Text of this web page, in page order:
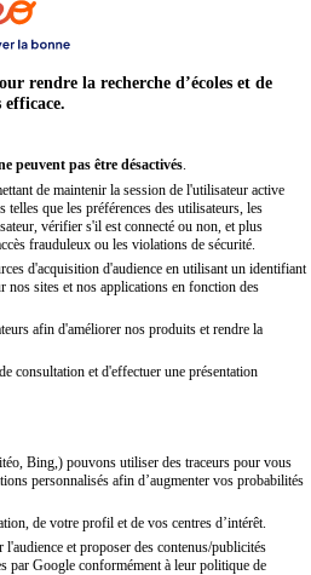
rendre la recherche d’écoles et de
peuvent pas être désactivés.
de maintenir la session de l'utilisateur active
que les préférences des utilisateurs, les
vérifier s'il est connecté ou non, et plus
frauduleux ou les violations de sécurité.
d'acquisition d'audience en utilisant un identifiant
nos sites et nos applications en fonction des
afin d'améliorer nos produits et rendre la
consultation et d'effectuer une présentation
Bing,) pouvons utiliser des traceurs pour vous
personnalisés afin d’augmenter vos probabilités
de votre profil et de vos centres d’intérêt.
et proposer des contenus/publicités
par Google conformément à leur politique de